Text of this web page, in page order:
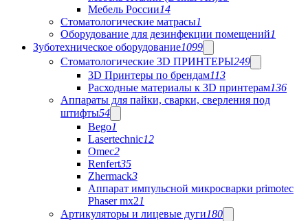
Мебель России14
Стоматологические матрасы1
Оборудование для дезинфекции помещений1
Зуботехническое оборудование1099
Стоматологические 3D ПРИНТЕРЫ249
3D Принтеры по брендам113
Расходные материалы к 3D принтерам136
Аппараты для пайки, сварки, сверления под
штифты54
Bego1
Lasertechnic12
Omec2
Renfert35
Zhermack3
Аппарат импульсной микросварки primotec
Phaser mx21
Артикуляторы и лицевые дуги180